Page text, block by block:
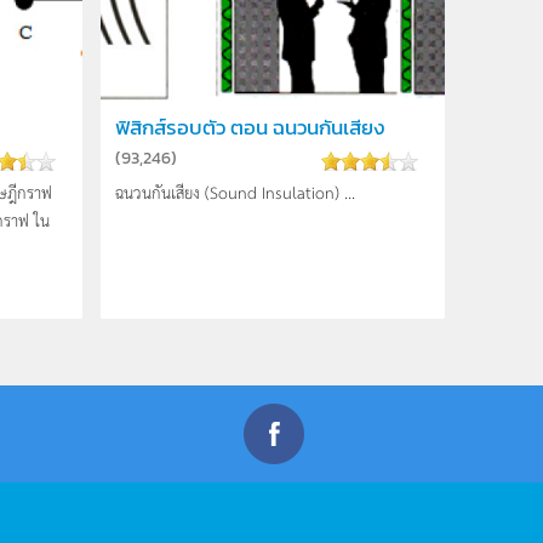
ฎีกราฟ
าฟ ใน
ฟิสิกส์รอบตัว ตอน ฉนวนกันเสียง
(93,246)
ฉนวนกันเสียง (Sound Insulation) ...